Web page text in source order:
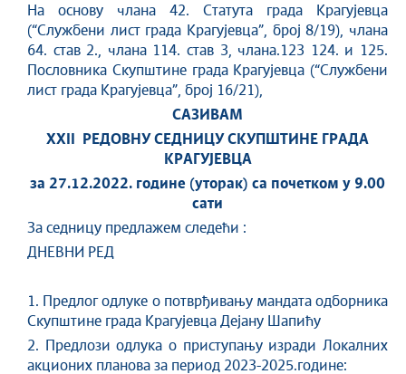
На основу члана 42. Статута града Крагујевца
(“Службени лист града Крагујевца”, број 8/19), члана
64. став 2., члана 114. став 3, члана.123 124. и 125.
Пословника Скупштине града Крагујевца (“Службени
лист града Крагујевца”, број 16/21),
САЗИВАМ
XXII РЕДОВНУ СЕДНИЦУ СКУПШТИНЕ ГРАДА
КРАГУЈЕВЦА
за 27.12.2022. године (уторак) са почетком у 9.00
сати
За седницу предлажем следећи :
ДНЕВНИ РЕД
1. Предлог одлуке о потврђивању мандата одборника
Скупштине града Крагујевца Дејану Шапићу
2. Предлози одлука о приступању изради Локалних
акционих планова за период 2023-2025.године: